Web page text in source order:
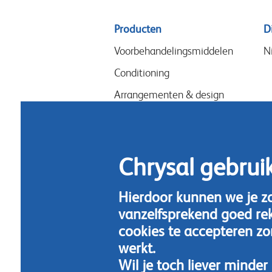
Sitemap
menu
Producten
Voorbehandelingsmiddelen
Conditioning
Arrangementen & design
Chrysal
Hierdoor kunnen we je
vanzelfsprekend goed
cookies te accepteren
werkt.
Wil je toch liever minder